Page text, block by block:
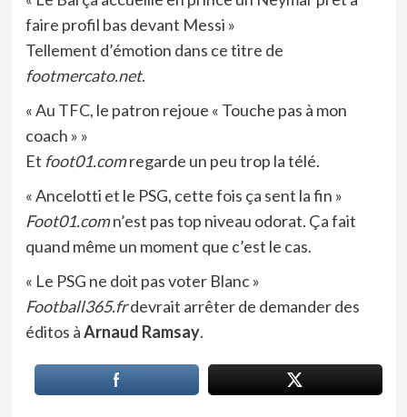
faire profil bas devant Messi »
Tellement d’émotion dans ce titre de
footmercato.net.
« Au TFC, le patron rejoue « Touche pas à mon
coach » »
Et foot01.comregarde un peu trop la télé.
« Ancelotti et le PSG, cette fois ça sent la fin »
Foot01.comn’est pas top niveau odorat. Ça fait
quand même un moment que c’est le cas.
« Le PSG ne doit pas voter Blanc »
Football365.frdevrait arrêter de demander des
éditos àArnaud Ramsay.